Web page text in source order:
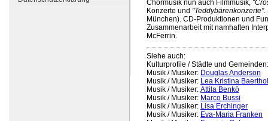
Chormusik nun auch Filmmusik,
Konzerte und "Teddybärenkonzerte".
München). CD-Produktionen und
Zusammenarbeit mit namhaften
McFerrin.
Siehe auch:
Kulturprofile / Städte und
Musik / Musiker: Douglas Anderson
Musik / Musiker: Lea Kristina
Musik / Musiker: Attila Benkö
Musik / Musiker: Marco Bussi
Musik / Musiker: Lisa Erchinger
Musik / Musiker: Eva-Maria Franken